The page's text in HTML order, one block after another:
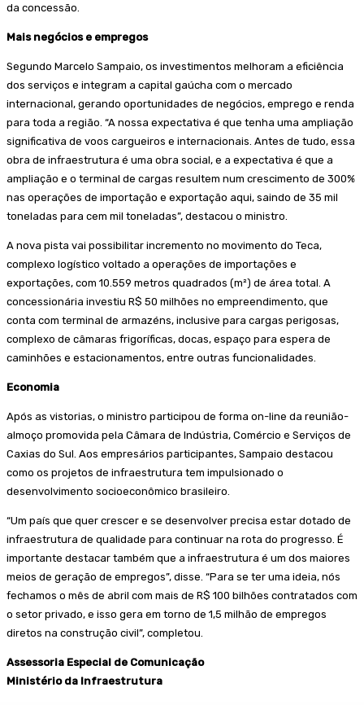
da concessão.
Mais negócios e empregos
Segundo Marcelo Sampaio, os investimentos melhoram a eficiência
dos serviços e integram a capital gaúcha com o mercado
internacional, gerando oportunidades de negócios, emprego e renda
para toda a região. “A nossa expectativa é que tenha uma ampliação
significativa de voos cargueiros e internacionais. Antes de tudo, essa
obra de infraestrutura é uma obra social, e a expectativa é que a
ampliação e o terminal de cargas resultem num crescimento de 300%
nas operações de importação e exportação aqui, saindo de 35 mil
toneladas para cem mil toneladas”, destacou o ministro.
A nova pista vai possibilitar incremento no movimento do Teca,
complexo logístico voltado a operações de importações e
exportações, com 10.559 metros quadrados (m²) de área total. A
concessionária investiu R$ 50 milhões no empreendimento, que
conta com terminal de armazéns, inclusive para cargas perigosas,
complexo de câmaras frigoríficas, docas, espaço para espera de
caminhões e estacionamentos, entre outras funcionalidades.
Economia
Após as vistorias, o ministro participou de forma on-line da reunião-
almoço promovida pela Câmara de Indústria, Comércio e Serviços de
Caxias do Sul. Aos empresários participantes, Sampaio destacou
como os projetos de infraestrutura tem impulsionado o
desenvolvimento socioeconômico brasileiro.
“Um país que quer crescer e se desenvolver precisa estar dotado de
infraestrutura de qualidade para continuar na rota do progresso. É
importante destacar também que a infraestrutura é um dos maiores
meios de geração de empregos”, disse. “Para se ter uma ideia, nós
fechamos o mês de abril com mais de R$ 100 bilhões contratados com
o setor privado, e isso gera em torno de 1,5 milhão de empregos
diretos na construção civil”, completou.
Assessoria Especial de Comunicação
Ministério da Infraestrutura